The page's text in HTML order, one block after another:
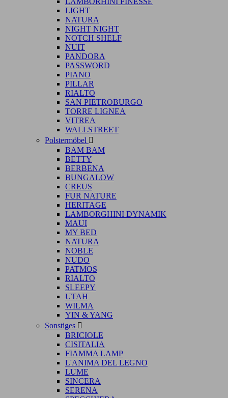
LIGHT
NATURA
NIGHT NIGHT
NOTCH SHELF
NUIT
PANDORA
PASSWORD
PIANO
PILLAR
RIALTO
SAN PIETROBURGO
TORRE LIGNEA
VITREA
WALLSTREET
Polstermöbel 
BAM BAM
BETTY
BERBENA
BUNGALOW
CREUS
FUR NATURE
HERITAGE
LAMBORGHINI DYNAMIK
MAUI
MY BED
NATURA
NOBLE
NUDO
PATMOS
RIALTO
SLEEPY
UTAH
WILMA
YIN & YANG
Sonstiges 
BRICIOLE
CISITALIA
FIAMMA LAMP
L'ANIMA DEL LEGNO
LUME
SINCERA
SERENA